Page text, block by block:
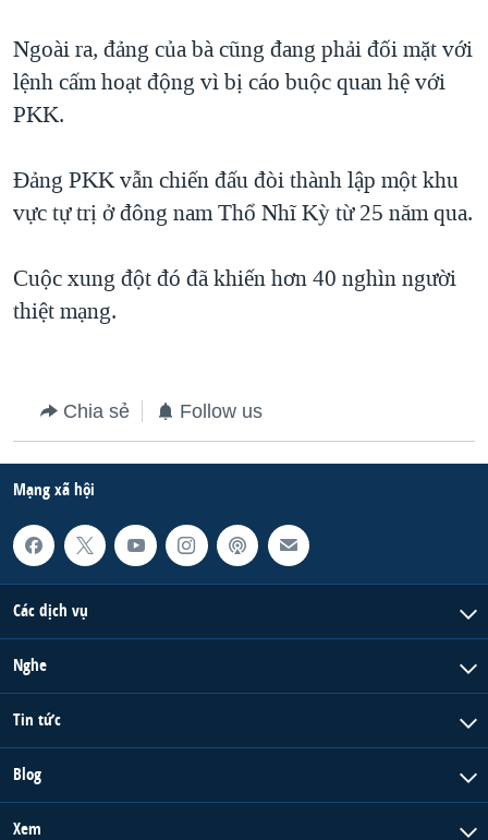
Ngoài ra, đảng của bà cũng đang phải đối mặt với
lệnh cấm hoạt động vì bị cáo buộc quan hệ với
PKK.
Đảng PKK vẫn chiến đấu đòi thành lập một khu
vực tự trị ở đông nam Thổ Nhĩ Kỳ từ 25 năm qua.
Cuộc xung đột đó đã khiến hơn 40 nghìn người
thiệt mạng.
Chia sẻ Follow us
Mạng xã hội
Các dịch vụ
Nghe
Tin tức
Blog
Xem